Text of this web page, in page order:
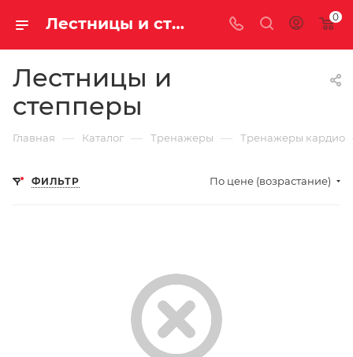
Лестницы и степперы купить недорого с доставкой 0
Лестницы и
степперы
Главная — Каталог — Тренажеры — Тренажеры кардио
ФИЛЬТР По цене (возрастание)